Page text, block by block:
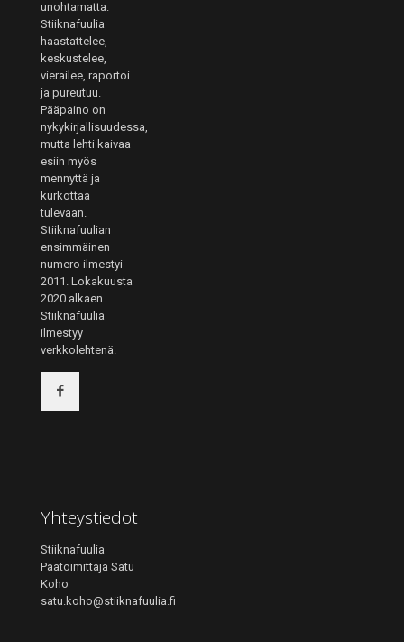
unohtamatta.
Stiiknafuulia
haastattelee,
keskustelee,
vierailee, raportoi
ja pureutuu.
Pääpaino on
nykykirjallisuudessa,
mutta lehti kaivaa
esiin myös
mennyttä ja
kurkottaa
tulevaan.
Stiiknafuulian
ensimmäinen
numero ilmestyi
2011. Lokakuusta
2020 alkaen
Stiiknafuulia
ilmestyy
verkkolehtenä.
Yhteystiedot
Stiiknafuulia
Päätoimittaja Satu
Koho
satu.koho@stiiknafuulia.fi